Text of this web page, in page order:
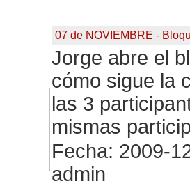
07 de NOVIEMBRE -
Jorge abre el
cómo sigue la
las 3
mismas
Fecha: 2009-
admin